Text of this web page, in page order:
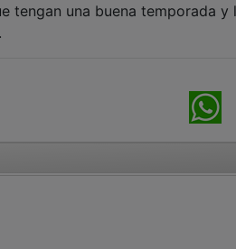
tengan una buena temporada y